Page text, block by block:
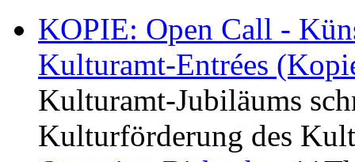
KOPIE: Open Call -
Kulturamt-Entrées
Kulturamt-Jubiläums
Kulturförderung des